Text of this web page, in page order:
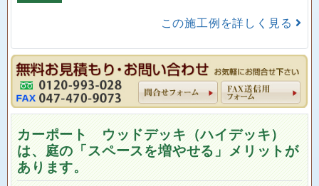
この施工例を詳しく見る
カーポート ウッドデッキ（ハイデッキ）
は、庭の「スペースを増やせる」メリットが
あります。